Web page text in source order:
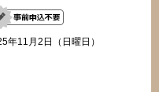
年11月2日（日曜日）